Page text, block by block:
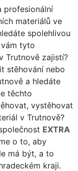
profesionální
materiálů ve
spolehlivou
tyto
Trutnově zajistí?
stěhování nebo
a hledáte
těchto
vystěhovat
v Trutnově?
EXTRA
o to, aby
má být, a to
kraji.